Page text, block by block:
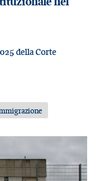
della Corte